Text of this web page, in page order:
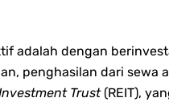
adalah dengan
penghasilan dari
Trust(REIT),